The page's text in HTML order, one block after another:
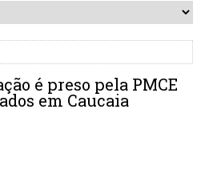
é preso pela PMCE
em Caucaia